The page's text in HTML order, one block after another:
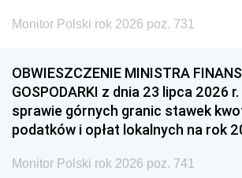
Monitor Polski rok 2026 poz. 731
OBWIESZCZENIE MINISTRA
GOSPODARKI z dnia 23 lipca 2026 r.
sprawie górnych granic stawek
podatków i opłat lokalnych na rok
Monitor Polski rok 2026 poz. 741